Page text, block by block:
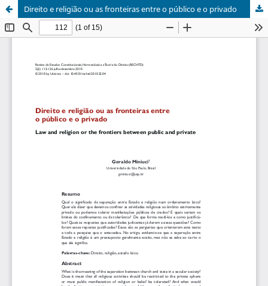
Direito e religião ou as fronteiras entre o público e o privado